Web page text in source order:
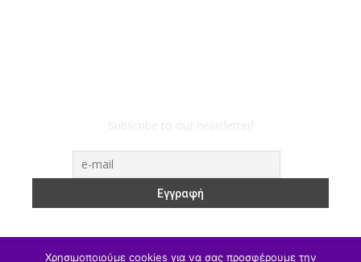
Χρησιμοποιούμε cookies για να σας προσφέρουμε την